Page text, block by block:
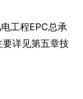
工程EPC总承
详见第五章技